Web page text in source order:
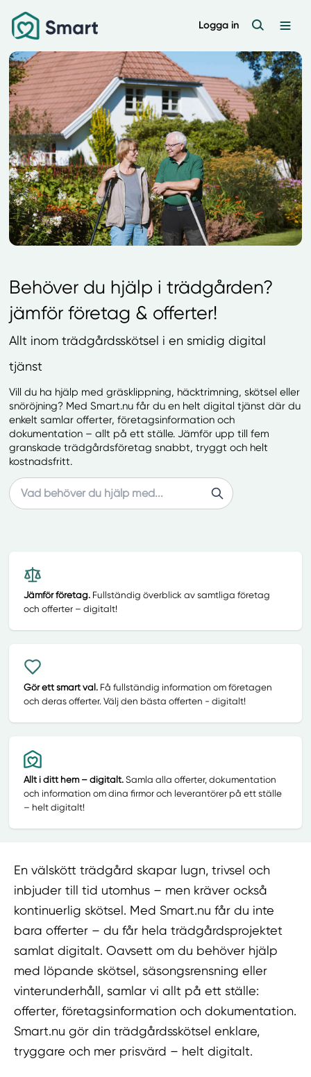
Logga in
Behöver du hjälp i trädgården?
jämför företag & offerter!
Allt inom trädgårdsskötsel i en smidig digital
tjänst
Vill du ha hjälp med gräsklippning, häcktrimning, skötsel eller
snöröjning? Med Smart.nu får du en helt digital tjänst där du
enkelt samlar offerter, företagsinformation och
dokumentation – allt på ett ställe. Jämför upp till fem
granskade trädgårdsföretag snabbt, tryggt och helt
kostnadsfritt.
Search
Jämför företag.Fullständig överblick av samtliga företag
och offerter – digitalt!
Gör ett smart val.Få fullständig information om företagen
och deras offerter. Välj den bästa offerten - digitalt!
Allt i ditt hem – digitalt.Samla alla offerter, dokumentation
och information om dina firmor och leverantörer på ett ställe
– helt digitalt!
En välskött trädgård skapar lugn, trivsel och
inbjuder till tid utomhus – men kräver också
kontinuerlig skötsel. Med Smart.nu får du inte
bara offerter – du får hela trädgårdsprojektet
samlat digitalt. Oavsett om du behöver hjälp
med löpande skötsel, säsongsrensning eller
vinterunderhåll, samlar vi allt på ett ställe:
offerter, företagsinformation och dokumentation.
Smart.nu gör din trädgårdsskötsel enklare,
tryggare och mer prisvärd – helt digitalt.